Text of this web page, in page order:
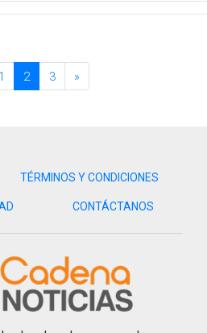
1 2 3 »
TÉRMINOS Y CONDICIONES
CONTÁCTANOS